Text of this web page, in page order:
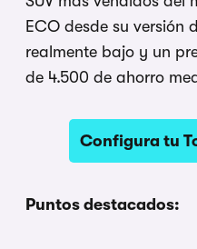
ECO desde su versión
realmente bajo y un
de 4.500 de ahorro
Configura tu
Puntos destacados: